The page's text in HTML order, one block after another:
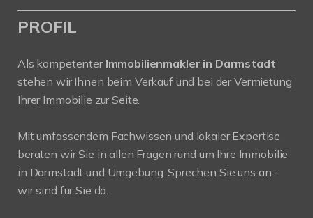
PROFIL
Als kompetenter Immobilienmakler in Darmstadt
stehen wir Ihnen beim Verkauf und bei der Vermietung
Ihrer Immobilie zur Seite.
Mit umfassendem Fachwissen und lokaler Expertise
beraten wir Sie in allen Fragen rund um Ihre Immobilie
in Darmstadt und Umgebung. Sprechen Sie uns an -
wir sind für Sie da.